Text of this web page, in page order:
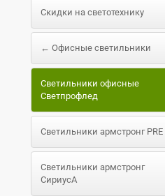
Скидки на светотехнику
← Офисные светильники
Светильники офисные
Светпрофлед
Светильники армстронг PRE
Светильники армстронг
СириусА